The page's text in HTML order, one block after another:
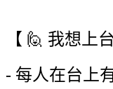
【 🙋 我想上台
- 每人在台上